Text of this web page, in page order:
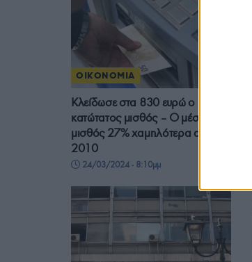
ΟΙΚΟΝΟΜΙΑ
Κλείδωσε στα 830 ευρώ ο
κατώτατος μισθός – Ο μέσος
μισθός 27% χαμηλότερα από το
2010
24/03/2024 - 8:10μμ